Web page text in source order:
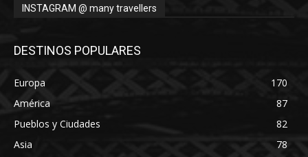
INSTAGRAM @ many travellers
DESTINOS POPULARES
Europa
170
América
87
Pueblos y Ciudades
82
Asia
78